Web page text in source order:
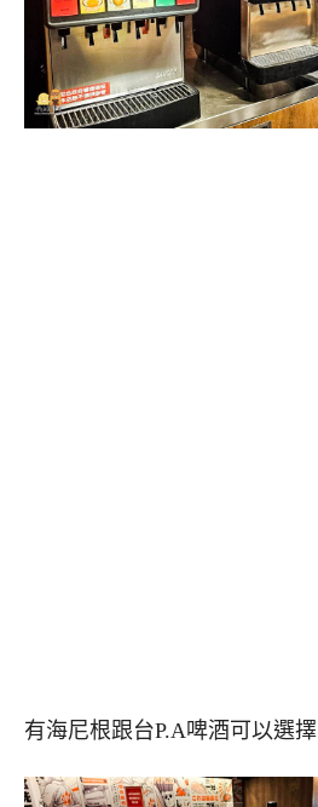
有海尼根跟台P.A啤酒可以選擇